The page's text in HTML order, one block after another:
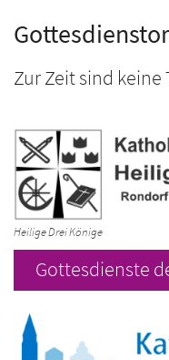
Zur Zeit sind
Heilige Drei Könige
Gottesdienste